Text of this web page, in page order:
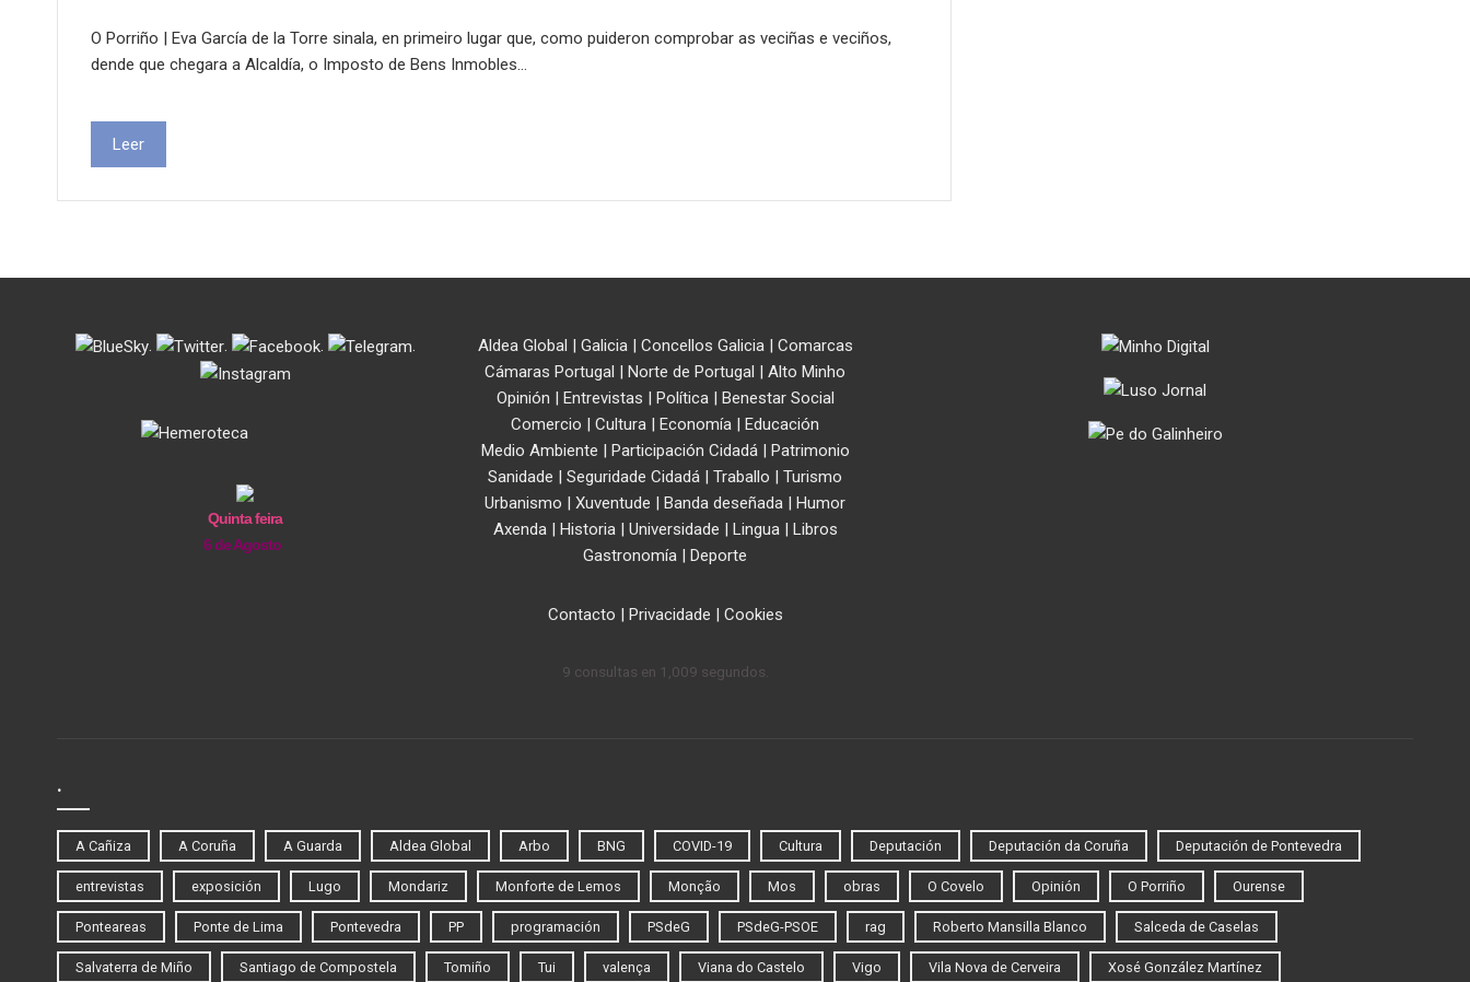
O Porriño | Eva García de la Torre sinala, en primeiro lugar que, como puideron comprobar as veciñas e veciños,
dende que chegara a Alcaldía, o Imposto de Bens Inmobles…
Leer
. . . .
Quinta feira
6 de Agosto
Aldea Global | Galicia| Concellos Galicia| Comarcas
Cámaras Portugal | Norte de Portugal | Alto Minho
Opinión | Entrevistas | Política| Benestar Social
Comercio | Cultura | Economía | Educación
Medio Ambiente | Participación Cidadá| Patrimonio
Sanidade | Seguridade Cidadá | Traballo | Turismo
Urbanismo | Xuventude | Banda deseñada | Humor
Axenda| Historia| Universidade | Lingua| Libros
Gastronomía | Deporte
Contacto | Privacidade | Cookies
9 consultas en 1,009 segundos.
.
A Cañiza A Coruña A Guarda Aldea Global Arbo BNG COVID-19 Cultura Deputación Deputación da Coruña Deputación de Pontevedra
entrevistas exposición Lugo Mondariz Monforte de Lemos Monção Mos obras O Covelo Opinión O Porriño Ourense
Ponteareas Ponte de Lima Pontevedra PP programación PSdeG PSdeG-PSOE rag Roberto Mansilla Blanco Salceda de Caselas
Salvaterra de Miño Santiago de Compostela Tomiño Tui valença Viana do Castelo Vigo Vila Nova de Cerveira Xosé González Martínez